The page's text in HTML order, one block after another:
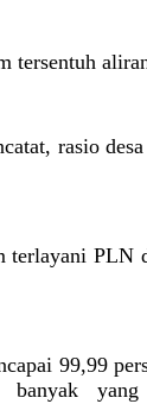
tersentuh
rasio
terlayani PLN
99,99